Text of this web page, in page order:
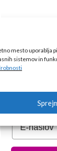
mesto uporablja
sistemov in
Vpiši